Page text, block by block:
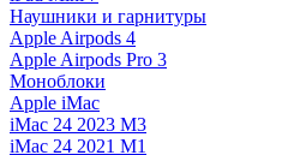
Наушники и гарнитуры
Apple Airpods 4
Apple Airpods Pro 3
Моноблоки
Apple iMac
iMac 24 2023 M3
iMac 24 2021 M1